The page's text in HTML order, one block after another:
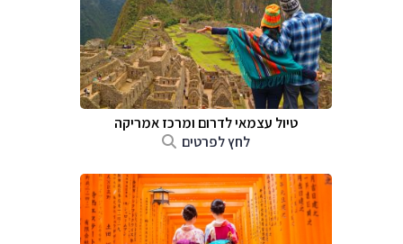
טיול עצמאי לדרום ומרכז אמריקה
לחץ לפרטים